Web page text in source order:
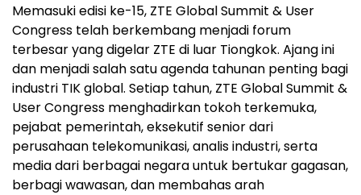
Memasuki edisi ke-15, ZTE Global Summit & User
Congress telah berkembang menjadi forum
terbesar yang digelar ZTE di luar Tiongkok. Ajang ini
dan menjadi salah satu agenda tahunan penting bagi
industri TIK global. Setiap tahun, ZTE Global Summit &
User Congress menghadirkan tokoh terkemuka,
pejabat pemerintah, eksekutif senior dari
perusahaan telekomunikasi, analis industri, serta
media dari berbagai negara untuk bertukar gagasan,
berbagi wawasan, dan membahas arah